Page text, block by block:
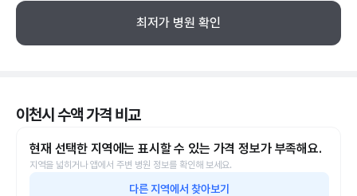
최저가 병원 확인
이천시 수액 가격 비교
현재 선택한 지역에는 표시할 수 있는 가격 정보가 부족해요.
지역을 넓히거나 앱에서 주변 병원 정보를 확인해 보세요.
다른 지역에서 찾아보기